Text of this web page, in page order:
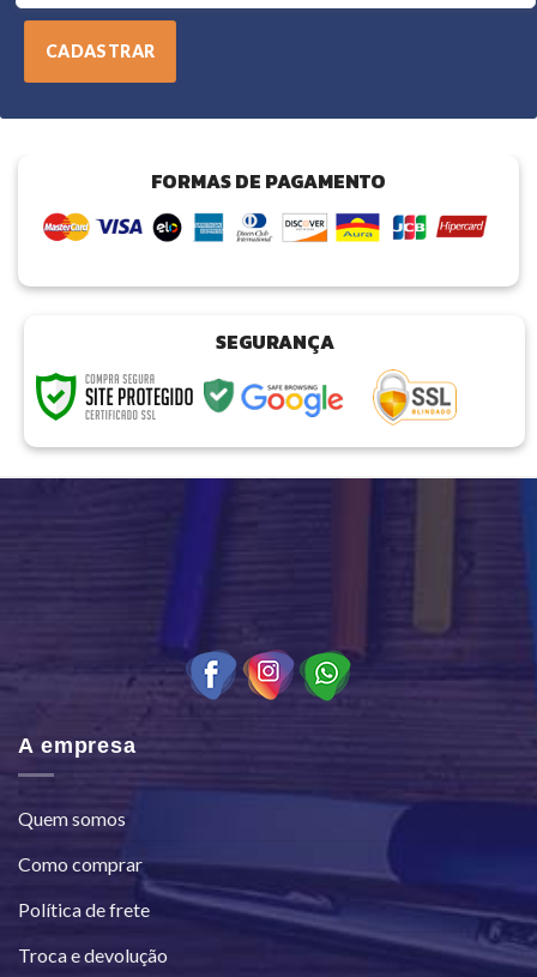
FORMAS DE PAGAMENTO
SEGURANÇA
A empresa
Quem somos
Como comprar
Política de frete
Troca e devolução